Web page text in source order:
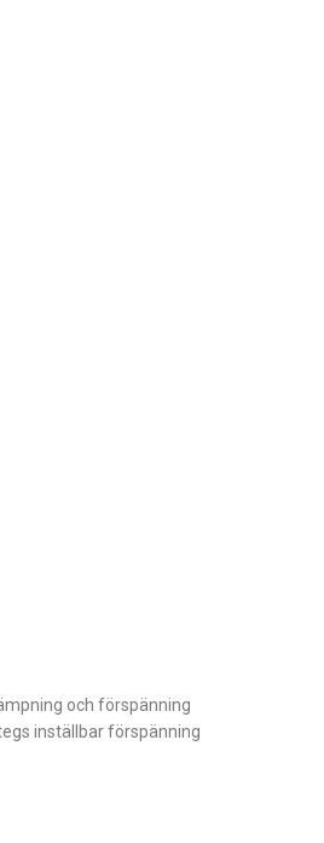
och förspänning
inställbar förspänning